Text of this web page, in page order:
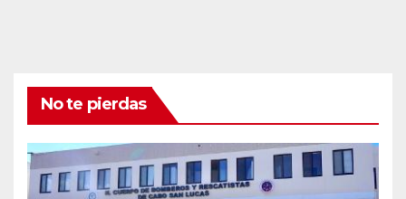
No te pierdas